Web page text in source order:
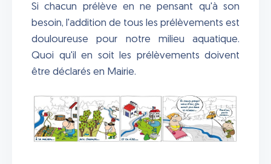
Si chacun prélève en ne pensant qu'à son
besoin, l'addition de tous les prélèvements est
douloureuse pour notre milieu aquatique.
Quoi qu'il en soit les prélèvements doivent
être déclarés en Mairie.